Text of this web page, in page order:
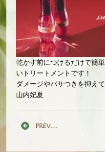
乾かす前につけるだけで簡
いトリートメントです！
ダメージやパサつきを抑え
山内妃夏